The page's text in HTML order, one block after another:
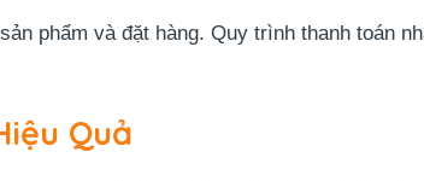
phẩm và đặt hàng. Quy trình thanh toán
Quả